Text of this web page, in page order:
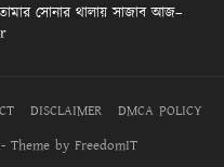
সোনার থালায় সাজাব আজ–
DISCLAIMER
DMCA POLICY
Theme by FreedomIT